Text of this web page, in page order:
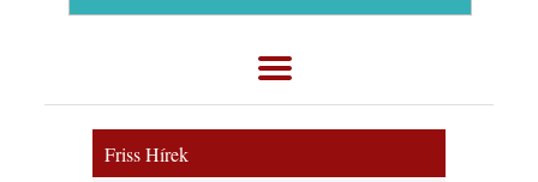
Friss Hírek